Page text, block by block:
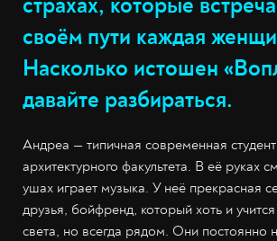
страхах, которые
своём пути каждая
Насколько истошен
давайте разбираться.
Андреа — типичная современная
архитектурного факультета. В её руках
ушах играет музыка. У неё прекрасная
друзья, бойфренд, который хоть и
света, но всегда рядом. Они постоянно